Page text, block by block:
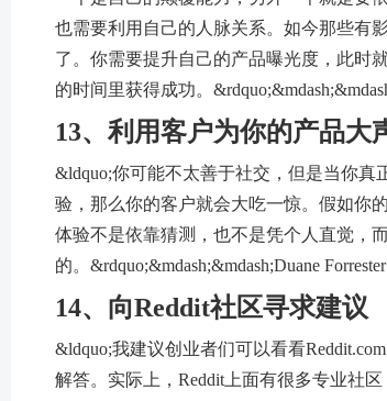
也需要利用自己的人脉关系。如今那些有
了。你需要提升自己的产品曝光度，此时
的时间里获得成功。
13、利用客户为你的产品大
&ldquo;你可能不太善于社交，但是当你
验，那么你的客户就会大吃一惊。假如你
体验不是依靠猜测，也不是凭个人直觉，
的。&rdquo;&mdash;&mdash;Duane
14、向Reddit社区寻求建议
&ldquo;我建议创业者们可以看看
解答。实际上，Reddit上面有很多专业社区